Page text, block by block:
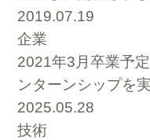
2019.07.19
企業
2021年3月卒業予
ンターンシップを
2025.05.28
技術